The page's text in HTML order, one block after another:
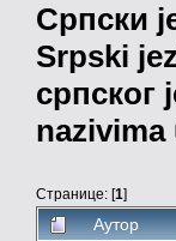
Српски
Srpski
српског
nazivima
Странице: [1]
Аутор